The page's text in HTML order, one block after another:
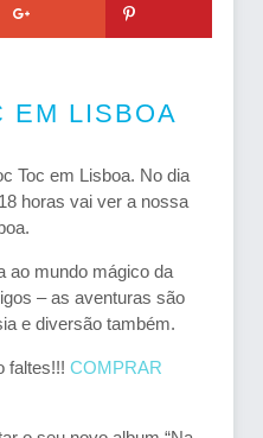
EM LISBOA
Toc em Lisboa. No dia
horas vai ver a nossa
ao mundo mágico da
– as aventuras são
e diversão também.
faltes!!! COMPRAR